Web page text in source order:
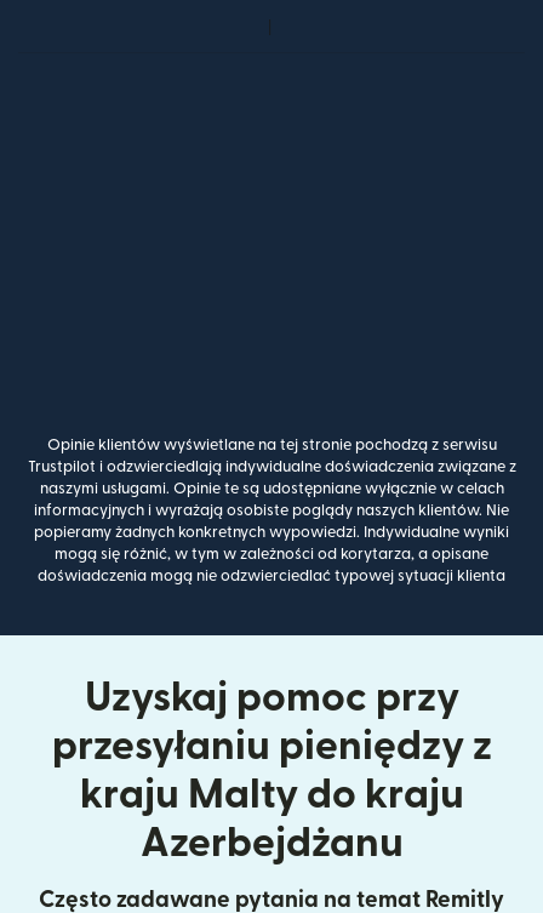
Opinie klientów wyświetlane na tej stronie pochodzą z serwisu
Trustpilot i odzwierciedlają indywidualne doświadczenia związane z
naszymi usługami. Opinie te są udostępniane wyłącznie w celach
informacyjnych i wyrażają osobiste poglądy naszych klientów. Nie
popieramy żadnych konkretnych wypowiedzi. Indywidualne wyniki
mogą się różnić, w tym w zależności od korytarza, a opisane
doświadczenia mogą nie odzwierciedlać typowej sytuacji klienta
Uzyskaj pomoc przy
przesyłaniu pieniędzy z
kraju Malty do kraju
Azerbejdżanu
Często zadawane pytania na temat Remitly